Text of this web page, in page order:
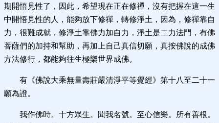
期開悟見性了，因此，希望現在正在修禪，沒有把握在這一生
中開悟見性的人，能夠放下修禪，轉修淨土，因為，修禪靠自
力，很難成就，修淨土靠佛力加自力，淨土是二力法門，有佛
菩薩們的加持和幫助，再加上自己真信切願，真按佛說的成佛
方法修行，都能夠往生極樂世界成佛。
有《佛說大乘無量壽莊嚴清淨平等覺經》第十八至二十一
願為證。
我作佛時。十方眾生。聞我名號。至心信樂。所有善根。